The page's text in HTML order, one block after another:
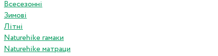
Всесезонні
Зимові
Літні
Naturehike гамаки
Naturehike матраци